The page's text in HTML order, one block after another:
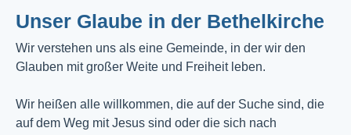
Unser Glaube in der Bethelkirche
Wir verstehen uns als eine Gemeinde, in der wir den
Glauben mit großer Weite und Freiheit leben.
Wir heißen alle willkommen, die auf der Suche sind, die
auf dem Weg mit Jesus sind oder die sich nach